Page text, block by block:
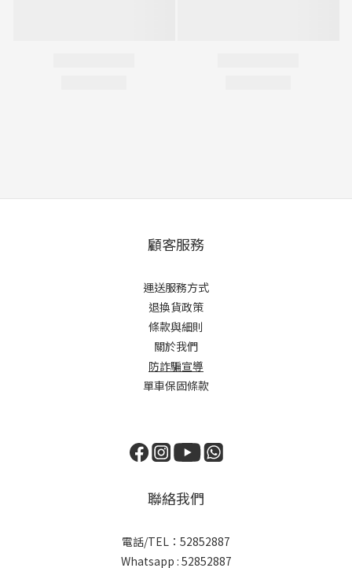
顧客服務
運送服務方式
退換貨政策
條款與細則
關於我們
防詐騙宣導
單車保固條款
聯絡我們
電話/TEL：52852887
Whatsapp : 52852887